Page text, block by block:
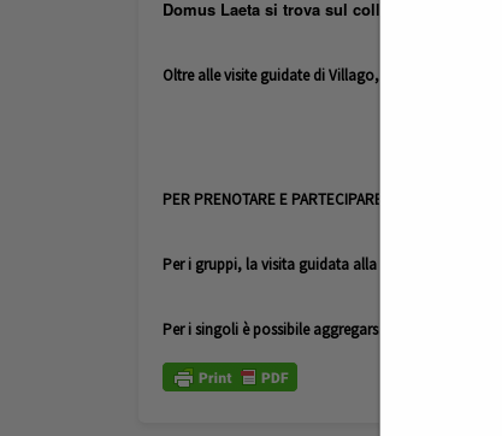
Domus Laeta si trova sul colle di Giungano
Oltre alle visite guidate di Villago, è
PER PRENOTARE E PARTECIPARE ALLE VISITE
Per i gruppi, la visita guidata alla villa può essere
Per i singoli è possibile aggregarsi nei giorni di